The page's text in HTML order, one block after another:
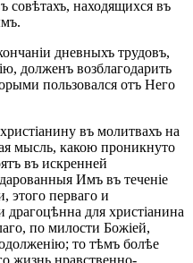
совѣтахъ, находящихся въ
дневныхъ трудовъ,
долженъ возблагодарить
пользовался отъ Него
въ молитвахъ на
мысль, какою проникнуто
въ искренней
Имъ въ теченіе
этого перваго и
для христіанина
по милости Божіей,
то тѣмъ болѣе
жизнь нравственно-